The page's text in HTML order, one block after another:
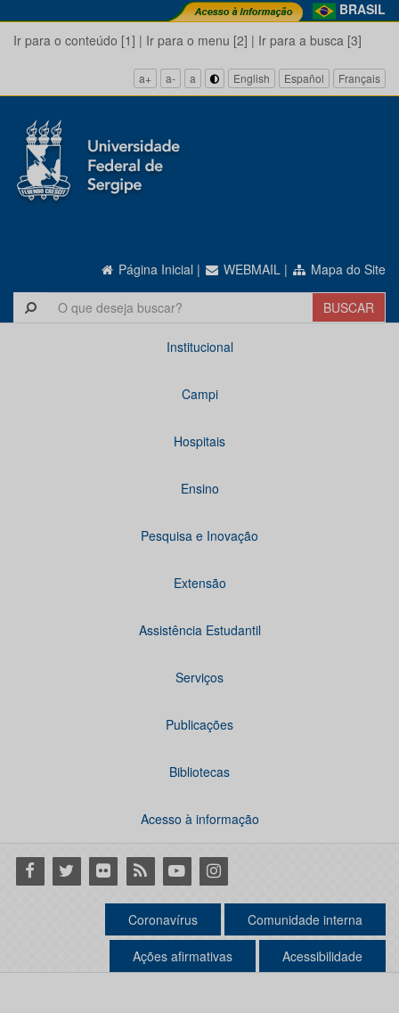
BRASIL
Ir para o conteúdo [1] | Ir para o menu [2] | Ir para a busca [3]
a+ a- a English Español Français
Página Inicial | WEBMAIL | Mapa do Site
Institucional
Campi
Hospitais
Ensino
Pesquisa e Inovação
Extensão
Assistência Estudantil
Serviços
Publicações
Bibliotecas
Acesso à informação
Facebook
Twitter Flickr RSS YoutubeInstagram
Coronavírus Comunidade interna
Ações afirmativas Acessibilidade